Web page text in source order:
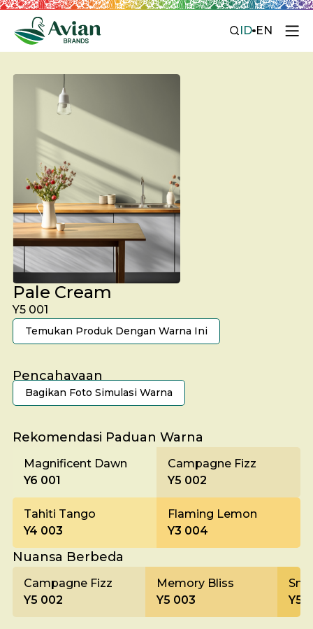
ID EN
Pale Cream
Y5 001
Temukan Produk Dengan Warna Ini
Pencahayaan
Bagikan Foto Simulasi Warna
Rekomendasi Paduan Warna
Magnificent Dawn
Y6 001
Campagne Fizz
Y5 002
Tahiti Tango
Y4 003
Flaming Lemon
Y3 004
Nuansa Berbeda
Campagne Fizz
Y5 002
Memory Bliss
Y5 003
Y5